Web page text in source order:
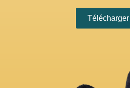
Télécharger